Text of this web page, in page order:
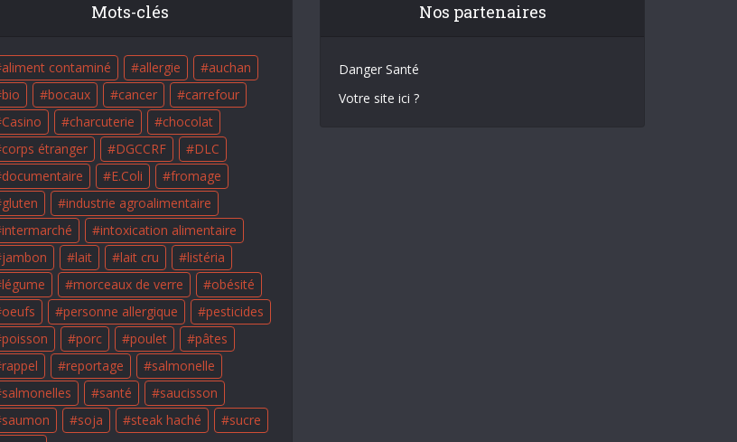
Mots-clés
aliment contaminé allergie
auchan
bio
bocaux cancer
carrefour
Casino
charcuterie
chocolat
corps étranger
DGCCRF
DLC
documentaire
E.Coli
fromage
gluten
industrie agroalimentaire
intermarché
intoxication alimentaire
jambon
lait lait cru
listéria
légume
morceaux de verre
obésité
oeufs
personne allergique
pesticides
poisson
porc poulet
pâtes
rappel
reportage
salmonelle
salmonelles
santé
saucisson
saumon
soja steak haché
sucre
Nos partenaires
Danger Santé
Votre site ici ?